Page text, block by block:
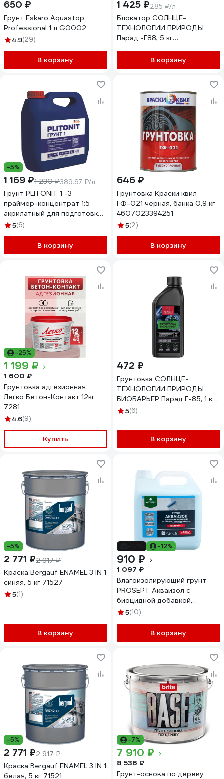
650 ₽
Грунт Eskaro Aquastop
Professional 1 л G0002
4.9(29)
В корзину
1 425 ₽285 ₽/л
Блокатор СОЛНЦЕ-
ТЕХНОЛОГИИ ПРИРОДЫ
Парад -Г88, 5 кг
В корзину
-5%
1 169 ₽1 230 ₽389.67 ₽/л
Грунт PLITONIT 1 -3
праймер-концентрат 1:5
акрилатный для подготовки
о Н009739
5(6)
В корзину
646 ₽
Грунтовка Краски квил
ГФ-021 черная, банка 0,9 кг
4607023394251
5(2)
В корзину
-25%
1 199 ₽
1 600 ₽
Грунтовка адгезионная
Легко Бетон-Контакт 12кг
7281
4.6(9)
Купить
472 ₽
Грунтовка СОЛНЦЕ-
ТЕХНОЛОГИИ ПРИРОДЫ
БИОБАРЬЕР Парад Г-85, 1 кг
4812589000526
5(6)
В корзину
-5%
2 771 ₽2 917 ₽
Краска Bergauf ENAMEL 3 IN 1
синяя, 5 кг 71527
5(1)
В корзину
-12%
910 ₽
1 097 ₽
Влагоизолирующий грунт
PROSEPT Акваизол с
биоцидной добавкой,
концентрат 1:4, 3 л 047-3
5(10)
В корзину
-5%
2 771 ₽2 917 ₽
Краска Bergauf ENAMEL 3 IN 1
белая, 5 кг 71521
-7%
7 910 ₽
8 536 ₽
Грунт-основа по дереву